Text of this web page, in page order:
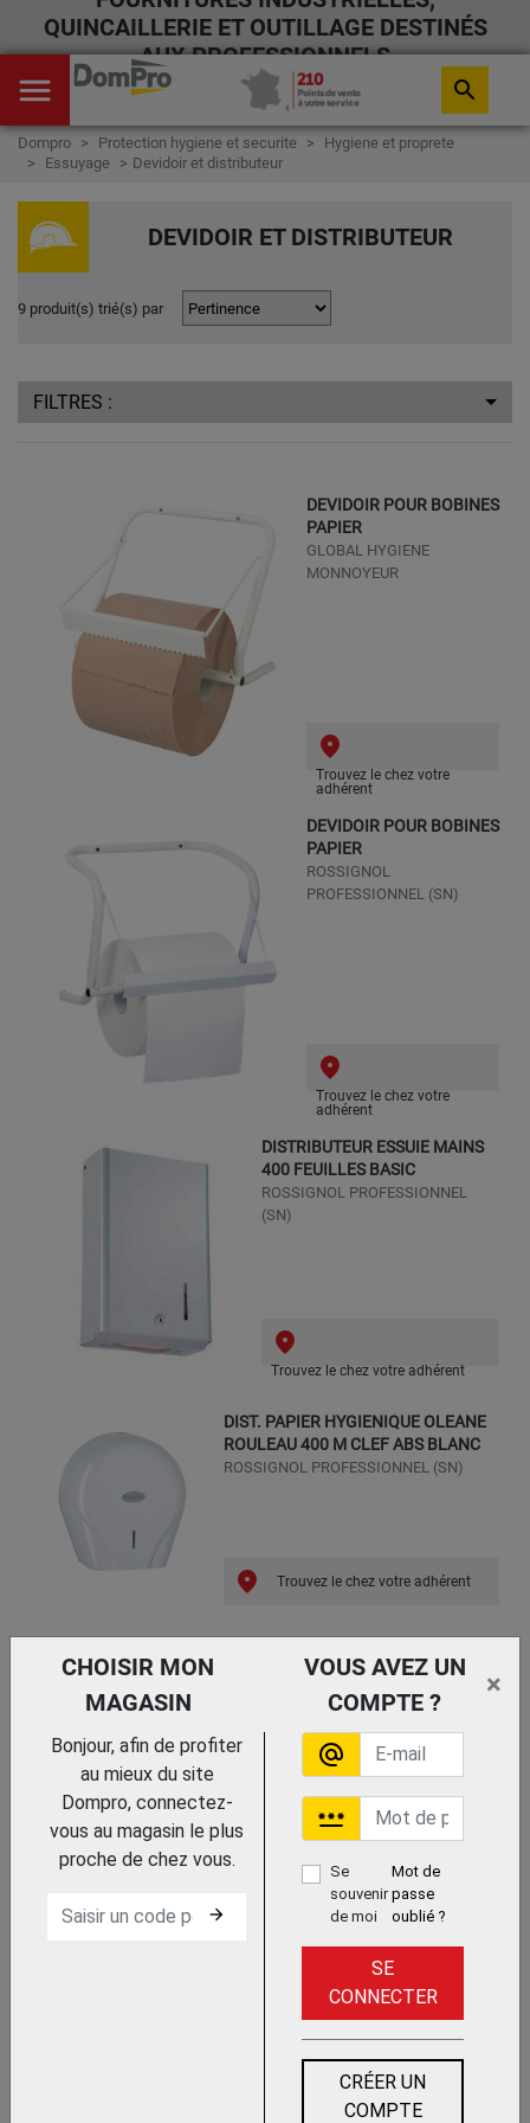
QUINCAILLERIE ET OUTILLAGE DESTINÉS
AUX PROFESSIONNELS
menu search
Dompro Protection hygiene et securite
Hygiene et proprete
Essuyage
Devidoir et distributeur
DEVIDOIR ET DISTRIBUTEUR
9 produit(s) trié(s) par
FILTRES :
DEVIDOIR POUR BOBINES
PAPIER
GLOBAL HYGIENE
MONNOYEUR
Trouvez le chez votre
adhérent
DEVIDOIR POUR BOBINES
PAPIER
ROSSIGNOL
PROFESSIONNEL (SN)
Trouvez le chez votre
adhérent
DISTRIBUTEUR ESSUIE MAINS
400 FEUILLES BASIC
ROSSIGNOL PROFESSIONNEL
(SN)
Trouvez le chez votre adhérent
DIST. PAPIER HYGIENIQUE OLEANE
ROULEAU 400 M CLEF ABS BLANC
ROSSIGNOL PROFESSIONNEL (SN)
Trouvez le chez votre adhérent
DIST. PAPIER HYGIENIQUE OLEANE
ROSSIGNOL PROFESSIONNEL (SN)
Trouvez le chez votre adhérent
DIST. ESSUIE-MAINS OLEANE 400
FEUILLES ABS BLANC
ROSSIGNOL PROFESSIONNEL (SN)
Trouvez le chez votre adhérent
CHOISIR MON
MAGASIN
VOUS AVEZ UN
COMPTE ?
×
Bonjour, afin de profiter
au mieux du site
Dompro, connectez-
vous au magasin le plus
proche de chez vous.
arrow_forward
alternate_email
password
Se
souvenir
de moi
Mot de
passe
oublié ?
SE
CONNECTER
CRÉER UN
COMPTE